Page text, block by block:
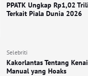
PPATK Ungkap Rp1,02
Terkait Piala Dunia 2026
Selebriti
Kakorlantas Tentang
Manual yang Hoaks